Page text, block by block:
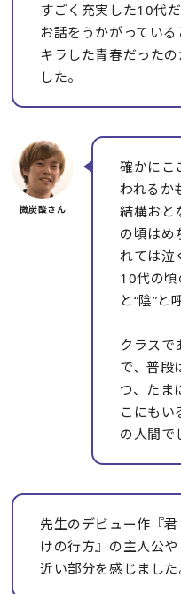
すごく充実した10代だ
お話をうかがってい
キラした青春だった
した。
確かにこ
われるか
結構おと
の頃はめ
れては泣
10代の
と“陰”と
クラスで
で、普段
つ、たま
こにもい
の人間で
先生のデビュー作『
けの行方』の主人公や
近い部分を感じました